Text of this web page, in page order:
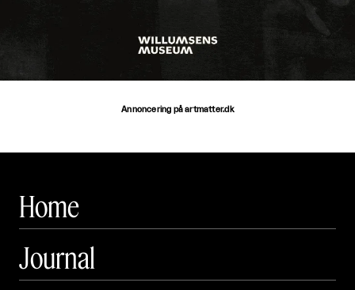
Annoncering på artmatter.dk
Home
Journal